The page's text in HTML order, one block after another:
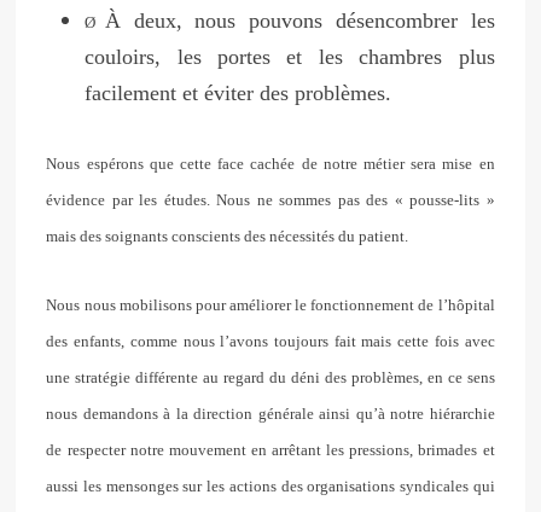
Ø À deux, nous pouvons désencombrer les
couloirs, les portes et les chambres plus
facilement et éviter des problèmes.
Nous espérons que cette face cachée de notre métier sera mise en
évidence par les études. Nous ne sommes pas des « pousse-lits »
mais des soignants conscients des nécessités du patient.
Nous nous mobilisons pour améliorer le fonctionnement de l’hôpital
des enfants, comme nous l’avons toujours fait mais cette fois avec
une stratégie différente au regard du déni des problèmes, en ce sens
nous demandons à la direction générale ainsi qu’à notre hiérarchie
de respecter notre mouvement en arrêtant les pressions, brimades et
aussi les mensonges sur les actions des organisations syndicales qui